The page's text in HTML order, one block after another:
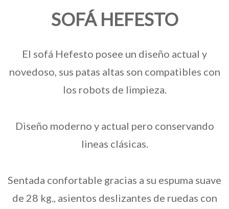
SOFÁ HEFESTO
El sofá Hefesto posee un diseño actual y
novedoso, sus patas altas son compatibles con
los robots de limpieza.
Diseño moderno y actual pero conservando
lineas clásicas.
Sentada confortable gracias a su espuma suave
de 28 kg., asientos deslizantes de ruedas con